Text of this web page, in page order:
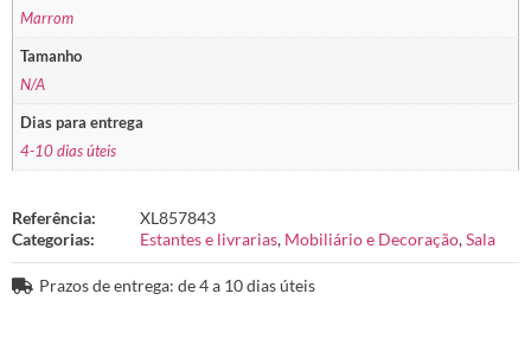
Marrom
Tamanho
N/A
Dias para entrega
4-10 dias úteis
Referência:
XL857843
Categorias:
Estantes e livrarias, Mobiliário e Decoração,Sala
Prazos de entrega: de 4 a 10 dias úteis